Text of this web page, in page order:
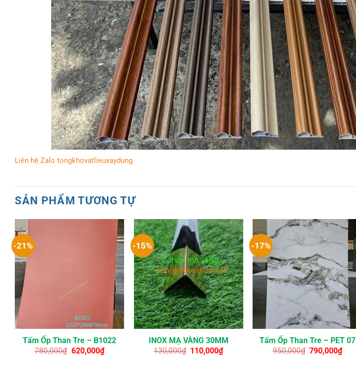
Liên hệ Zalo tongkhovatlieuxaydung
SẢN PHẨM TƯƠNG TỰ
-21%
Tấm Ốp Than Tre – B1022
780,000₫ Giá
620,000₫Giá
hiện
-15%
INOX MẠ VÀNG 30MM
130,000₫ Giá
110,000₫Giá
hiện
-17%
Tấm Ốp Than Tre – PET 07
950,000₫ Giá
790,000₫Giá
hiện